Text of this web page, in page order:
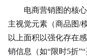
电商营销图的核
主视觉元素（商品图/
以上面积以强化存在
销信息（如“限时5折